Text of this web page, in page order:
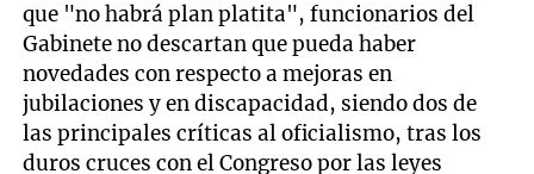
que "no habrá plan platita", funcionarios del
Gabinete no descartan que pueda haber
novedades con respecto a mejoras en
jubilaciones y en discapacidad, siendo dos de
las principales críticas al oficialismo, tras los
duros cruces con el Congreso por las leyes